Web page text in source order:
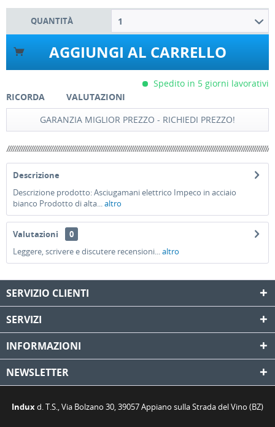
QUANTITÀ 1
AGGIUNGI AL CARRELLO
Spedito in 5 giorni lavorativi
RICORDA
VALUTAZIONI
GARANZIA MIGLIOR PREZZO - RICHIEDI PREZZO!
Descrizione
Descrizione prodotto: Asciugamani elettrico Impeco in acciaio
bianco Prodotto di alta...altro
Valutazioni
0
Leggere, scrivere e discutere recensioni...altro
SERVIZIO CLIENTI
SERVIZI
INFORMAZIONI
NEWSLETTER
Indux d. T.S., Via Bolzano 30, 39057 Appiano sulla Strada del Vino (BZ)